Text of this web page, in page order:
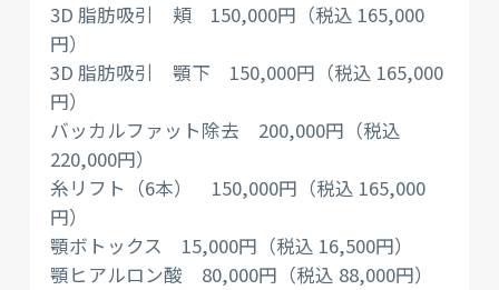
3D 脂肪吸引 頬 150,000円（税込 165,000
円）
3D 脂肪吸引 顎下 150,000円（税込 165,000
円）
バッカルファット除去 200,000円（税込
220,000円）
糸リフト（6本） 150,000円（税込 165,000
円）
顎ボトックス 15,000円（税込 16,500円）
顎ヒアルロン酸 80,000円（税込 88,000円）